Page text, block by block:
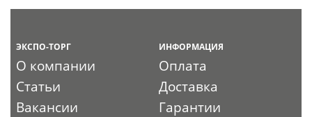
ЭКСПО-ТОРГ
О компании
Статьи
Вакансии
ИНФОРМАЦИЯ
Оплата
Доставка
Гарантии